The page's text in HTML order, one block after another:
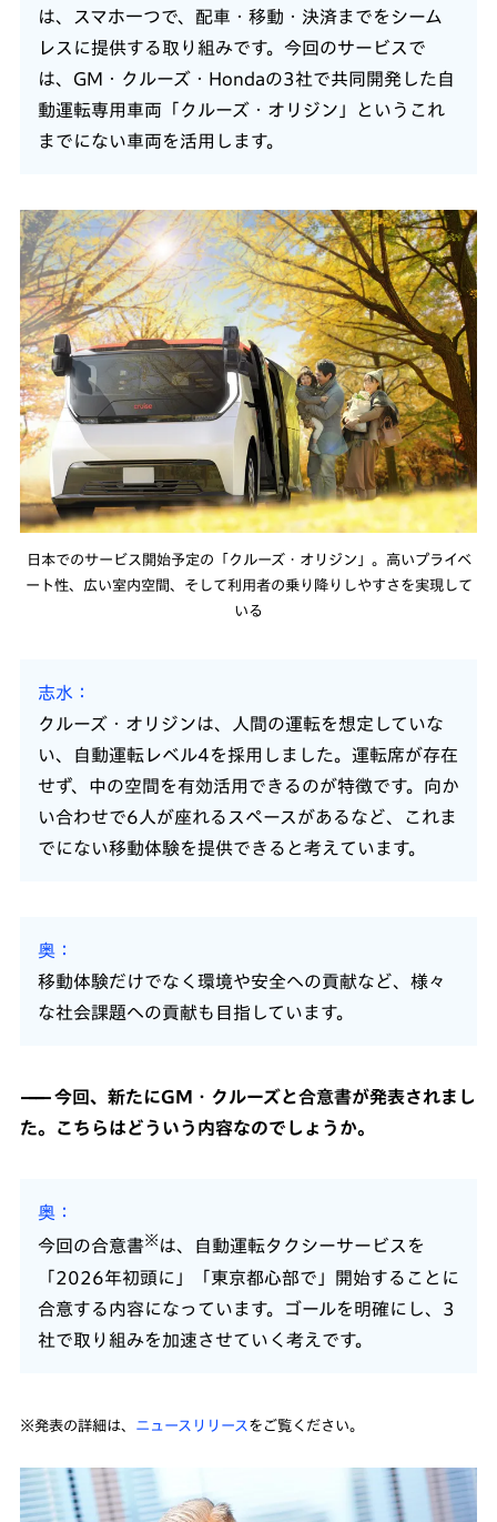
は、スマホ一つで、配車・移動・決済までをシーム
レスに提供する取り組みです。今回のサービスで
は、GM・クルーズ・Hondaの3社で共同開発した自
動運転専用車両「クルーズ・オリジン」というこれ
までにない車両を活用します。
日本でのサービス開始予定の「クルーズ・オリジン」。高いプライベ
ート性、広い室内空間、そして利用者の乗り降りしやすさを実現して
いる
志水
クルーズ・オリジンは、人間の運転を想定していな
い、自動運転レベル4を採用しました。運転席が存在
せず、中の空間を有効活用できるのが特徴です。向か
い合わせで6人が座れるスペースがあるなど、これま
でにない移動体験を提供できると考えています。
奥
移動体験だけでなく環境や安全への貢献など、様々
な社会課題への貢献も目指しています。
今回、新たにGM・クルーズと合意書が発表されまし
た。こちらはどういう内容なのでしょうか。
奥
今回の合意書※ は、自動運転タクシーサービスを
「2026年初頭に」「東京都心部で」開始することに
合意する内容になっています。ゴールを明確にし、3
社で取り組みを加速させていく考えです。
※発表の詳細は、 ニュースリリース をご覧ください。